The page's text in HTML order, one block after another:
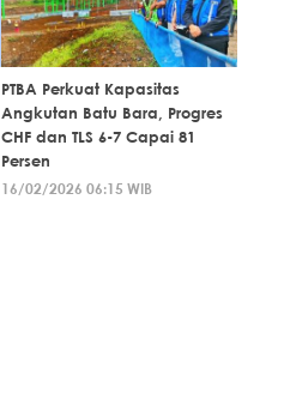
PTBA Perkuat Kapasitas
Angkutan Batu Bara, Progres
CHF dan TLS 6-7 Capai 81
Persen
16/02/2026 06:15 WIB